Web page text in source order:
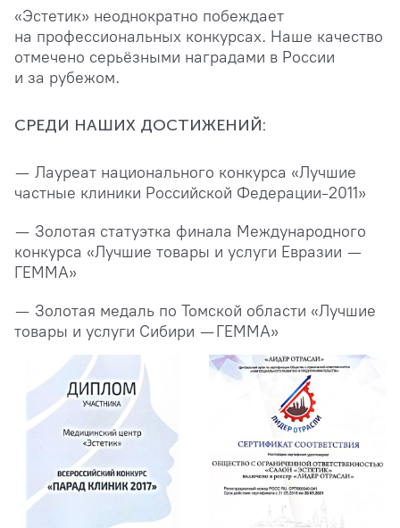
«Эстетик» неоднократно побеждает
на профессиональных конкурсах. Наше качество
отмечено серьёзными наградами в России
и за рубежом.
СРЕДИ НАШИХ ДОСТИЖЕНИЙ:
— Лауреат национального конкурса «Лучшие
частные клиники Российской Федерации-2011»
— Золотая статуэтка финала Международного
конкурса «Лучшие товары и услуги Евразии —
ГЕММА»
— Золотая медаль по Томской области «Лучшие
товары и услуги Сибири — ГЕММА»